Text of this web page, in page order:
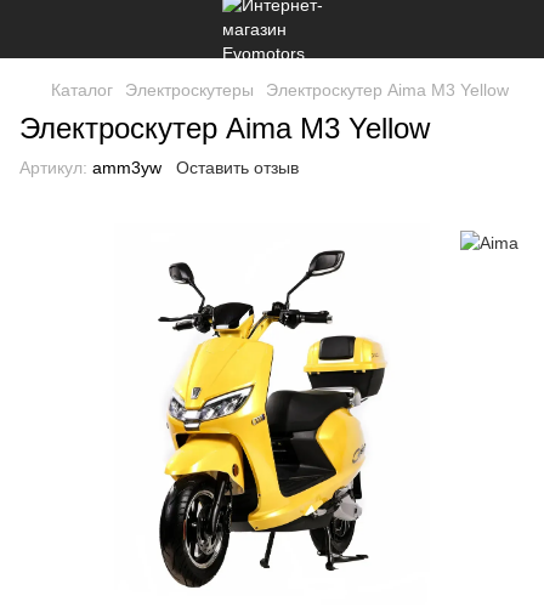
Каталог Электроскутеры Электроскутер Aima M3 Yellow
Электроскутер Aima M3 Yellow
Артикул: amm3yw Оставить отзыв